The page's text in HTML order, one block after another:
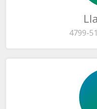
4799-